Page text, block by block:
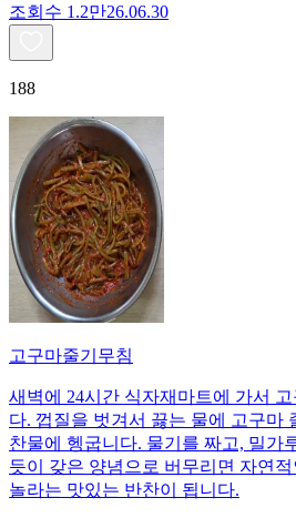
조회수 1.2만26.06.30
188
고구마줄기무침
새벽에 24시간 식자재마트에 가서
다. 껍질을 벗겨서 끓는 물에 고구마
찬물에 헹굽니다. 물기를 짜고, 밀가
듯이 갖은 양념으로 버무리면 자연
놀라는 맛있는 반찬이 됩니다.